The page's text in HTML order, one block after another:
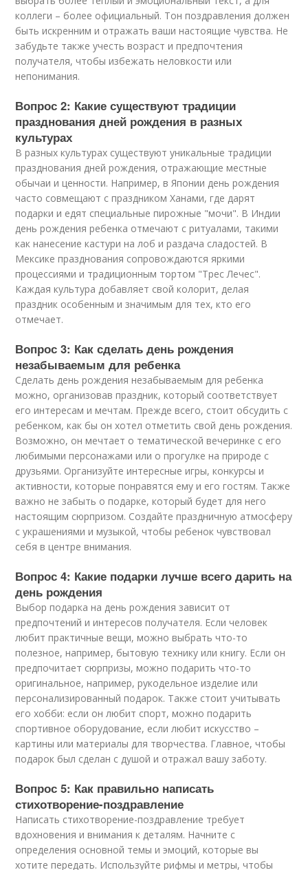
коллеги – более официальный. Тон поздравления должен
быть искренним и отражать ваши настоящие чувства. Не
забудьте также учесть возраст и предпочтения
получателя, чтобы избежать неловкости или
непонимания.
Вопрос 2: Какие существуют традиции
празднования дней рождения в разных
культурах
В разных культурах существуют уникальные традиции
празднования дней рождения, отражающие местные
обычаи и ценности. Например, в Японии день рождения
часто совмещают с праздником Ханами, где дарят
подарки и едят специальные пирожные "мочи". В Индии
день рождения ребенка отмечают с ритуалами, такими
как нанесение кастури на лоб и раздача сладостей. В
Мексике празднования сопровождаются яркими
процессиями и традиционным тортом "Трес Лечес".
Каждая культура добавляет свой колорит, делая
праздник особенным и значимым для тех, кто его
отмечает.
Вопрос 3: Как сделать день рождения
незабываемым для ребенка
Сделать день рождения незабываемым для ребенка
можно, организовав праздник, который соответствует
его интересам и мечтам. Прежде всего, стоит обсудить с
ребенком, как бы он хотел отметить свой день рождения.
Возможно, он мечтает о тематической вечеринке с его
любимыми персонажами или о прогулке на природе с
друзьями. Организуйте интересные игры, конкурсы и
активности, которые понравятся ему и его гостям. Также
важно не забыть о подарке, который будет для него
настоящим сюрпризом. Создайте праздничную атмосферу
с украшениями и музыкой, чтобы ребенок чувствовал
себя в центре внимания.
Вопрос 4: Какие подарки лучше всего дарить на
день рождения
Выбор подарка на день рождения зависит от
предпочтений и интересов получателя. Если человек
любит практичные вещи, можно выбрать что-то
полезное, например, бытовую технику или книгу. Если он
предпочитает сюрпризы, можно подарить что-то
оригинальное, например, рукодельное изделие или
персонализированный подарок. Также стоит учитывать
его хобби: если он любит спорт, можно подарить
спортивное оборудование, если любит искусство –
картины или материалы для творчества. Главное, чтобы
подарок был сделан с душой и отражал вашу заботу.
Вопрос 5: Как правильно написать
стихотворение-поздравление
Написать стихотворение-поздравление требует
вдохновения и внимания к деталям. Начните с
определения основной темы и эмоций, которые вы
хотите передать. Используйте рифмы и метры, чтобы